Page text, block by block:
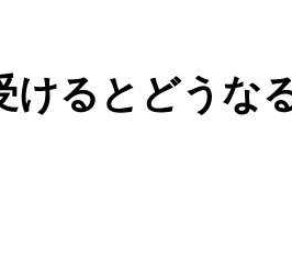
けるとどうな